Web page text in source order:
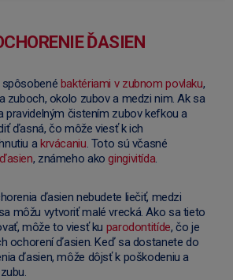
ĎASIEN
spôsobené baktériami v zubnom povlaku,
zuboch, okolo zubov a medzi nim. Ak sa
pravidelným čistením zubov kefkou a
ďasná, čo môže viesť k ich
akrvácaniu. Toto sú včasné
, známeho akogingivitída.
ďasien nebudete liečiť, medzi
môžu vytvoriť malé vrecká. Ako sa tieto
môže to viesť ku parodontitíde, čo je
ochorení ďasien. Keď sa dostanete do
ďasien, môže dôjsť k poškodeniu a